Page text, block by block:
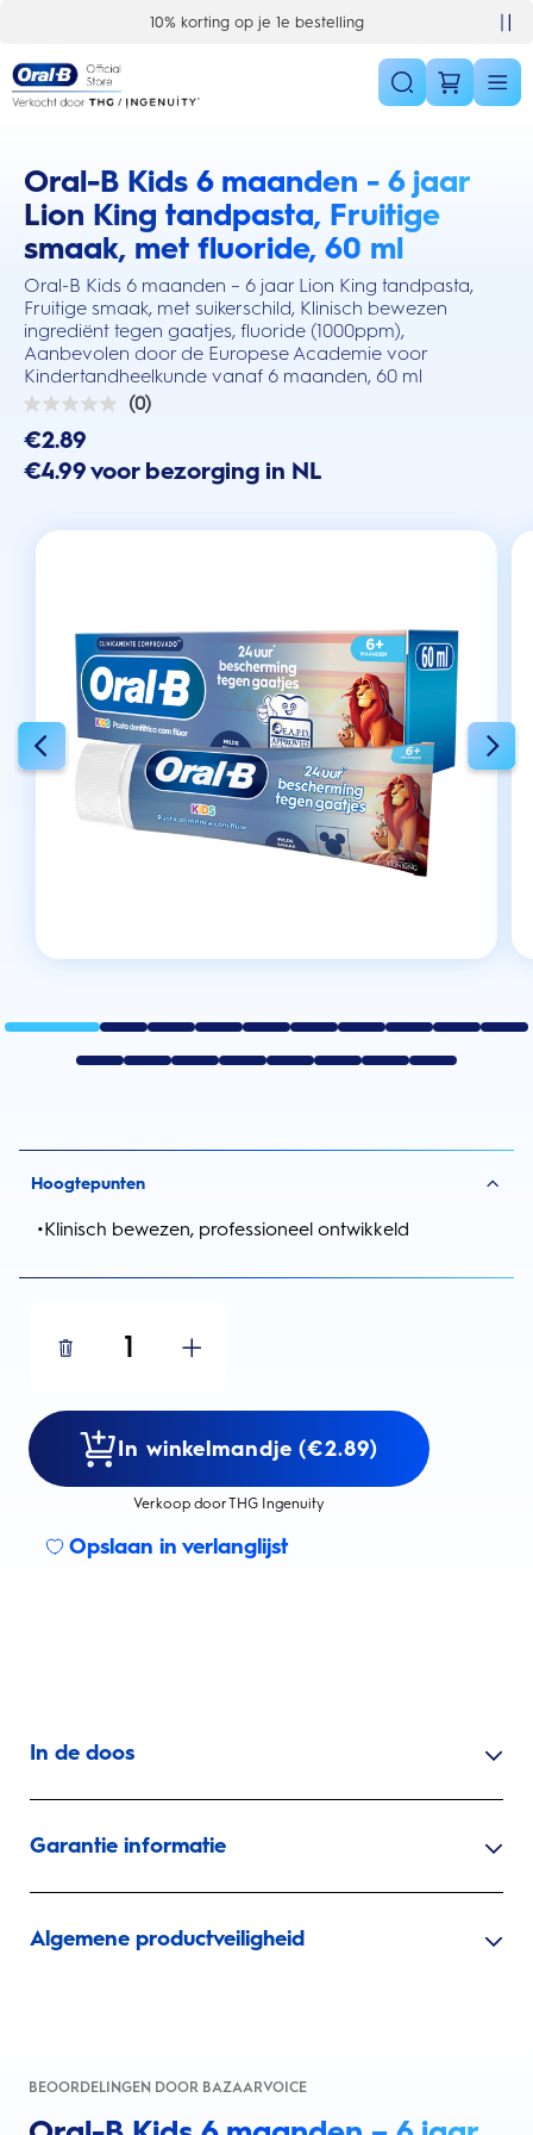
10% korting op je 1e bestelling
Oral-B Kids 6 maanden - 6 jaar
Lion King tandpasta, Fruitige
smaak, met fluoride, 60 ml
Oral-B Kids 6 maanden – 6 jaar Lion King tandpasta,
Fruitige smaak, met suikerschild, Klinisch bewezen
ingrediënt tegen gaatjes, fluoride (1000ppm),
Aanbevolen door de Europese Academie voor
Kindertandheelkunde vanaf 6 maanden, 60 ml
this action will scroll you to the reviews section
(0)
0.0
van
de
5
sterren.
€2.89
€4.99 voor bezorging in NL
Hoogtepunten
•Klinisch bewezen, professioneel ontwikkeld
1
In winkelmandje (€2.89)
Verkoop door THG Ingenuity
Opslaan in verlanglijst
In de doos
Garantie informatie
Algemene productveiligheid
BEOORDELINGEN DOOR BAZAARVOICE